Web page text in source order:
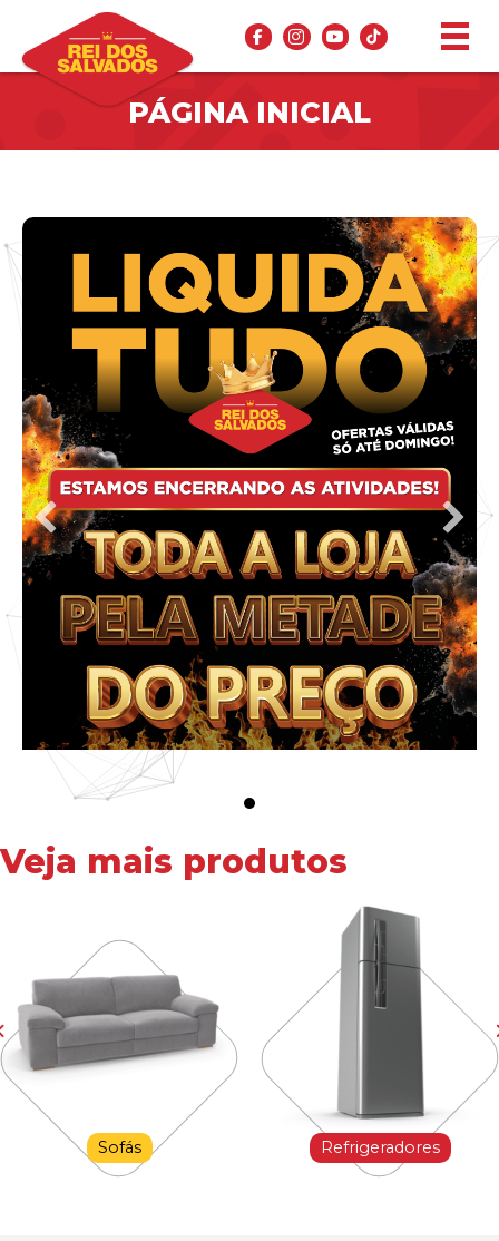
PÁGINA INICIAL
Veja mais produtos
Sofás Refrigeradores